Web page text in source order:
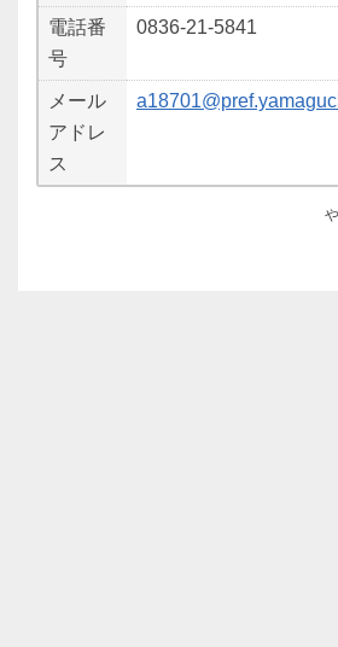
電話番
号
0836-21-5841
メール
アドレ
ス